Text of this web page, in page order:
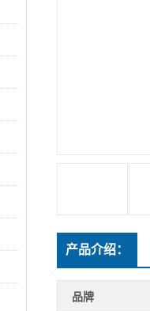
产品介绍：
品牌